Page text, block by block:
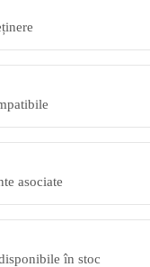
asociate
în stoc